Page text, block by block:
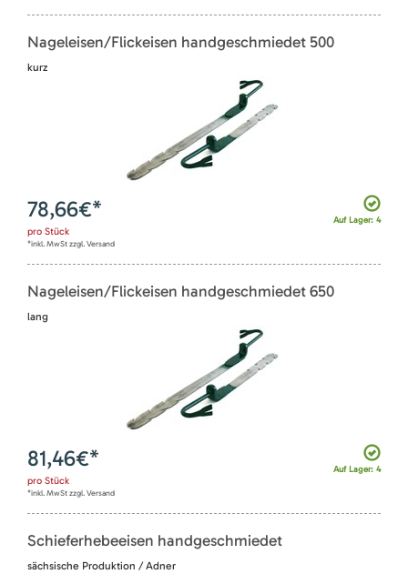
Nageleisen/Flickeisen handgeschmiedet 500
kurz
Auf Lager: 4
78,66€*
pro Stück
*inkl. MwSt zzgl. Versand
Nageleisen/Flickeisen handgeschmiedet 650
lang
Auf Lager: 4
81,46€*
pro Stück
*inkl. MwSt zzgl. Versand
Schieferhebeeisen handgeschmiedet
sächsische Produktion / Adner